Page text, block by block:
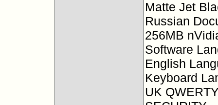
Matte Jet
Russian
256MB
Software
English
Keyboard
UK